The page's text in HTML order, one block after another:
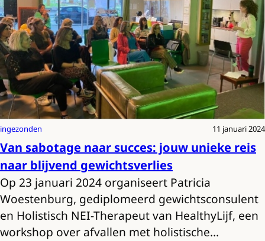
ingezonden 11 januari 2024
Van sabotage naar succes: jouw unieke reis
naar blijvend gewichtsverlies
Op 23 januari 2024 organiseert Patricia
Woestenburg, gediplomeerd gewichtsconsulent
en Holistisch NEI-Therapeut van HealthyLijf, een
workshop over afvallen met holistische…